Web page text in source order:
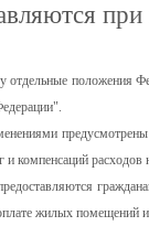
отдельные положения
компенсаций
жилых помещений